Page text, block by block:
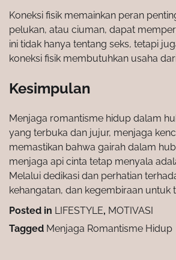
Koneksi fisik memainkan peran
pelukan, atau ciuman, dapat
ini tidak hanya tentang seks, tetapi
koneksi fisik membutuhkan usaha
Kesimpulan
Menjaga romantisme hidup dalam
yang terbuka dan jujur, menjaga
memastikan bahwa gairah dalam
menjaga api cinta tetap menyala
Melalui dedikasi dan perhatian
kehangatan, dan kegembiraan untuk
Posted in LIFESTYLE, MOTIVASI
Tagged Menjaga Romantisme Hidup